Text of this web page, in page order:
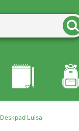
Deskpad Luisa